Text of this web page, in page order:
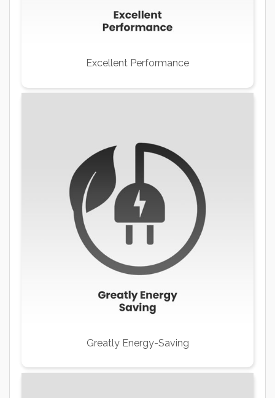
Excellent Performance
Greatly Energy-Saving